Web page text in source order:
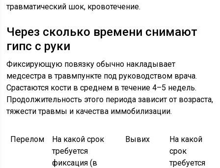
травматический шок, кровотечение.
Через сколько времени снимают
гипс с руки
Фиксирующую повязку обычно накладывает
медсестра в травмпункте под руководством врача.
Срастаются кости в среднем в течение 4–5 недель.
Продолжительность этого периода зависит от возраста,
тяжести травмы и качества иммобилизации.
Перелом
На какой срок
требуется
фиксация (в
Вывих
На какой
срок
требуется